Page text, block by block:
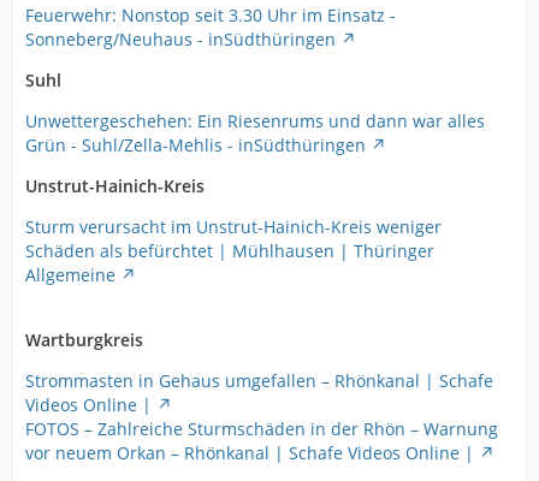
Feuerwehr: Nonstop seit 3.30 Uhr im Einsatz -
Sonneberg/Neuhaus - inSüdthüringen
Suhl
Unwettergeschehen: Ein Riesenrums und dann war alles
Grün - Suhl/Zella-Mehlis - inSüdthüringen
Unstrut-Hainich-Kreis
Sturm verursacht im Unstrut-Hainich-Kreis weniger
Schäden als befürchtet | Mühlhausen | Thüringer
Allgemeine
Wartburgkreis
Strommasten in Gehaus umgefallen – Rhönkanal | Schafe
Videos Online |
FOTOS – Zahlreiche Sturmschäden in der Rhön – Warnung
vor neuem Orkan – Rhönkanal | Schafe Videos Online |